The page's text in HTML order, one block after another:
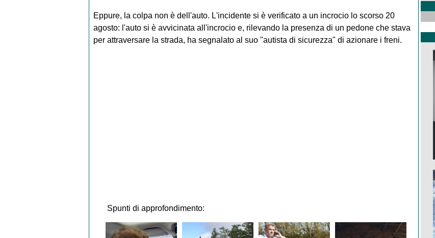
Eppure, la colpa non è dell'auto. L'incidente si è verificato a un incrocio lo scorso 20
agosto: l'auto si è avvicinata all'incrocio e, rilevando la presenza di un pedone che stava
per attraversare la strada, ha segnalato al suo "autista di sicurezza" di azionare i freni.
Spunti di approfondimento: